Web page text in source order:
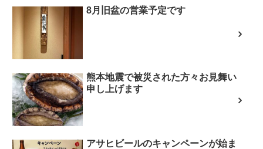
8月旧盆の営業予定です
熊本地震で被災された方々お見舞い
申し上げます
アサヒビールのキャンペーンが始ま